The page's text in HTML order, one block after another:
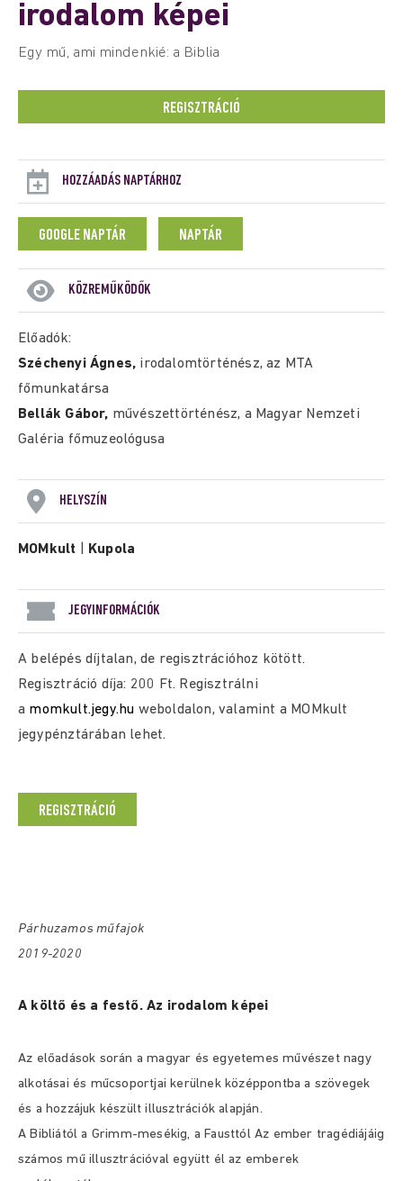
irodalom képei
Egy mű, ami mindenkié: a Biblia
REGISZTRÁCIÓ
HOZZÁADÁS NAPTÁRHOZ
GOOGLE NAPTÁR NAPTÁR
KÖZREMŰKÖDŐK
Előadók:
Széchenyi Ágnes, irodalomtörténész, az MTA
főmunkatársa
Bellák Gábor, művészettörténész, a Magyar Nemzeti
Galéria főmuzeológusa
HELYSZÍN
MOMkult Kupola
JEGYINFORMÁCIÓK
A belépés díjtalan, de regisztrációhoz kötött.
Regisztráció díja: 200 Ft. Regisztrálni
a momkult.jegy.hu weboldalon, valamint a MOMkult
jegypénztárában lehet.
REGISZTRÁCIÓ
Párhuzamos műfajok
2019-2020
A költő és a festő. Az irodalom képei
Az előadások során a magyar és egyetemes művészet nagy
alkotásai és műcsoportjai kerülnek középpontba a szövegek
és a hozzájuk készült illusztrációk alapján.
A Bibliától a Grimm-mesékig, a Fausttól Az ember tragédiájáig
számos mű illusztrációval együtt él az emberek